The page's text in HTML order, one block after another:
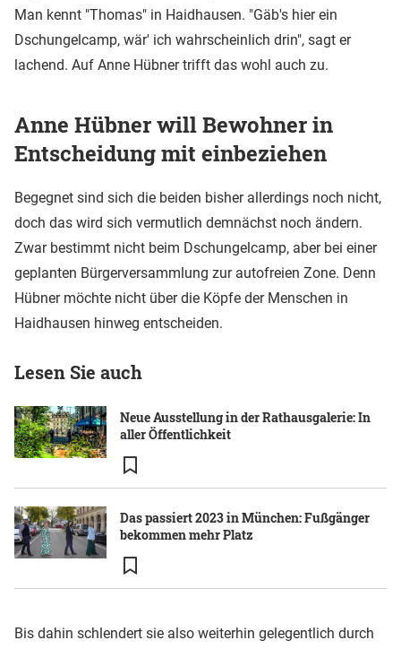
Man kennt "Thomas" in Haidhausen. "Gäb's hier ein
Dschungelcamp, wär' ich wahrscheinlich drin", sagt er
lachend. Auf Anne Hübner trifft das wohl auch zu.
Anne Hübner will Bewohner in
Entscheidung mit einbeziehen
Begegnet sind sich die beiden bisher allerdings noch nicht,
doch das wird sich vermutlich demnächst noch ändern.
Zwar bestimmt nicht beim Dschungelcamp, aber bei einer
geplanten Bürgerversammlung zur autofreien Zone. Denn
Hübner möchte nicht über die Köpfe der Menschen in
Haidhausen hinweg entscheiden.
Lesen Sie auch
Neue Ausstellung in der Rathausgalerie: In
aller Öffentlichkeit
Das passiert 2023 in München: Fußgänger
bekommen mehr Platz
Bis dahin schlendert sie also weiterhin gelegentlich durch